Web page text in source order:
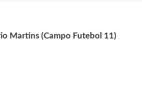
Martins (Campo Futebol 11)